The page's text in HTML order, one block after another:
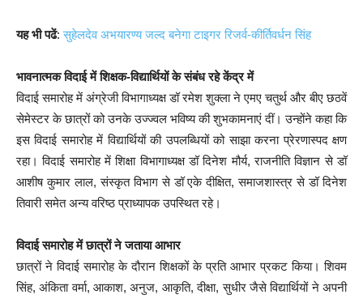
यह भी पढें:सुहेलदेव अभयारण्य जल्द बनेगा टाइगर रिजर्व-कीर्तिवर्धन सिंह
भावनात्मक विदाई में शिक्षक-विद्यार्थियों के संबंध रहे केंद्र में
विदाई समारोह में अंग्रेजी विभागाध्यक्ष डॉ रमेश शुक्ला ने एमए चतुर्थ और बीए छठवें
सेमेस्टर के छात्रों को उनके उज्ज्वल भविष्य की शुभकामनाएं दीं। उन्होंने कहा कि
इस विदाई समारोह में विद्यार्थियों की उपलब्धियों को साझा करना प्रेरणास्पद क्षण
रहा। विदाई समारोह में शिक्षा विभागाध्यक्ष डॉ दिनेश मौर्य, राजनीति विज्ञान से डॉ
आशीष कुमार लाल, संस्कृत विभाग से डॉ एके दीक्षित, समाजशास्त्र से डॉ दिनेश
तिवारी समेत अन्य वरिष्ठ प्राध्यापक उपस्थित रहे।
विदाई समारोह में छात्रों ने जताया आभार
छात्रों ने विदाई समारोह के दौरान शिक्षकों के प्रति आभार प्रकट किया। शिवम
सिंह, अंकिता वर्मा, आकाश, अनुज, आकृति, दीक्षा, सुधीर जैसे विद्यार्थियों ने अपनी